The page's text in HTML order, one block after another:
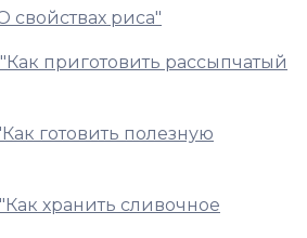
свойствах риса"
приготовить рассыпчатый
готовить полезную
хранить сливочное